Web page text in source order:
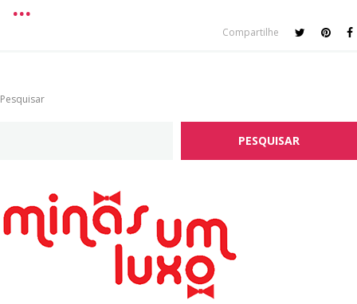
Compartilhe
Pesquisar
PESQUISAR